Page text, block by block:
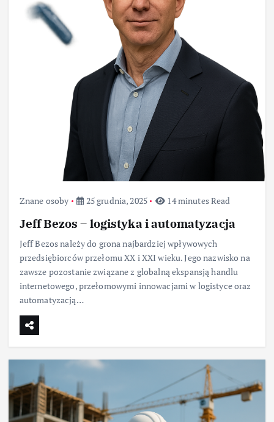
Znane osoby 25 grudnia, 2025 14 minutes Read
Jeff Bezos – logistyka i automatyzacja
Jeff Bezos należy do grona najbardziej wpływowych
przedsiębiorców przełomu XX i XXI wieku. Jego nazwisko na
zawsze pozostanie związane z globalną ekspansją handlu
internetowego, przełomowymi innowacjami w logistyce oraz
automatyzacją…